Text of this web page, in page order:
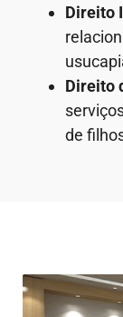
Direito
Direito
de